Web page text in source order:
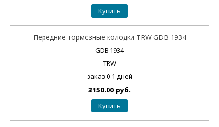
Купить
Передние тормозные колодки TRW GDB 1934
GDB 1934
TRW
заказ 0-1 дней
3150.00 руб.
Купить